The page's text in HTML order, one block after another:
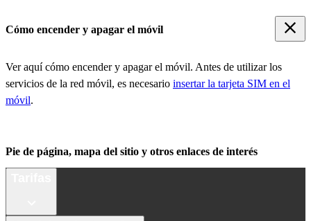
Cómo encender y apagar el móvil
Ver aquí cómo encender y apagar el móvil. Antes de utilizar los
servicios de la red móvil, es necesario insertar la tarjeta SIM en el
móvil.
Pie de página, mapa del sitio y otros enlaces de interés